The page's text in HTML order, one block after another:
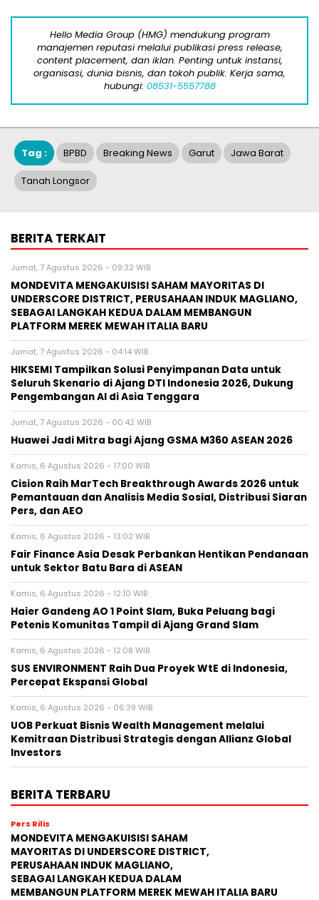
Hello Media Group (HMG) mendukung program
manajemen reputasi melalui publikasi press release,
content placement, dan iklan. Penting untuk instansi,
organisasi, dunia bisnis, dan tokoh publik. Kerja sama,
hubungi: 08531-5557788
Tag : BPBD Breaking News Garut Jawa Barat
Tanah Longsor
BERITA TERKAIT
Jumat, 7 Agustus 2026 - 09:32 WIB
MONDEVITA MENGAKUISISI SAHAM MAYORITAS DI
UNDERSCORE DISTRICT, PERUSAHAAN INDUK MAGLIANO,
SEBAGAI LANGKAH KEDUA DALAM MEMBANGUN
PLATFORM MEREK MEWAH ITALIA BARU
Jumat, 7 Agustus 2026 - 04:14 WIB
HIKSEMI Tampilkan Solusi Penyimpanan Data untuk
Seluruh Skenario di Ajang DTI Indonesia 2026, Dukung
Pengembangan AI di Asia Tenggara
Jumat, 7 Agustus 2026 - 00:42 WIB
Huawei Jadi Mitra bagi Ajang GSMA M360 ASEAN 2026
Kamis, 6 Agustus 2026 - 17:00 WIB
Cision Raih MarTech Breakthrough Awards 2026 untuk
Pemantauan dan Analisis Media Sosial, Distribusi Siaran
Pers, dan AEO
Kamis, 6 Agustus 2026 - 13:02 WIB
Fair Finance Asia Desak Perbankan Hentikan Pendanaan
untuk Sektor Batu Bara di ASEAN
Kamis, 6 Agustus 2026 - 12:10 WIB
Haier Gandeng AO 1 Point Slam, Buka Peluang bagi
Petenis Komunitas Tampil di Ajang Grand Slam
Kamis, 6 Agustus 2026 - 12:08 WIB
SUS ENVIRONMENT Raih Dua Proyek WtE di Indonesia,
Percepat Ekspansi Global
Kamis, 6 Agustus 2026 - 06:39 WIB
UOB Perkuat Bisnis Wealth Management melalui
Kemitraan Distribusi Strategis dengan Allianz Global
Investors
BERITA TERBARU
Pers Rilis
MONDEVITA MENGAKUISISI SAHAM
MAYORITAS DI UNDERSCORE DISTRICT,
PERUSAHAAN INDUK MAGLIANO,
SEBAGAI LANGKAH KEDUA DALAM
MEMBANGUN PLATFORM MEREK MEWAH ITALIA BARU